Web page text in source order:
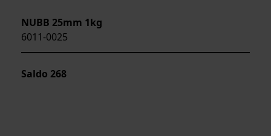
NUBB 25mm 1kg
6011-0025
Saldo 268